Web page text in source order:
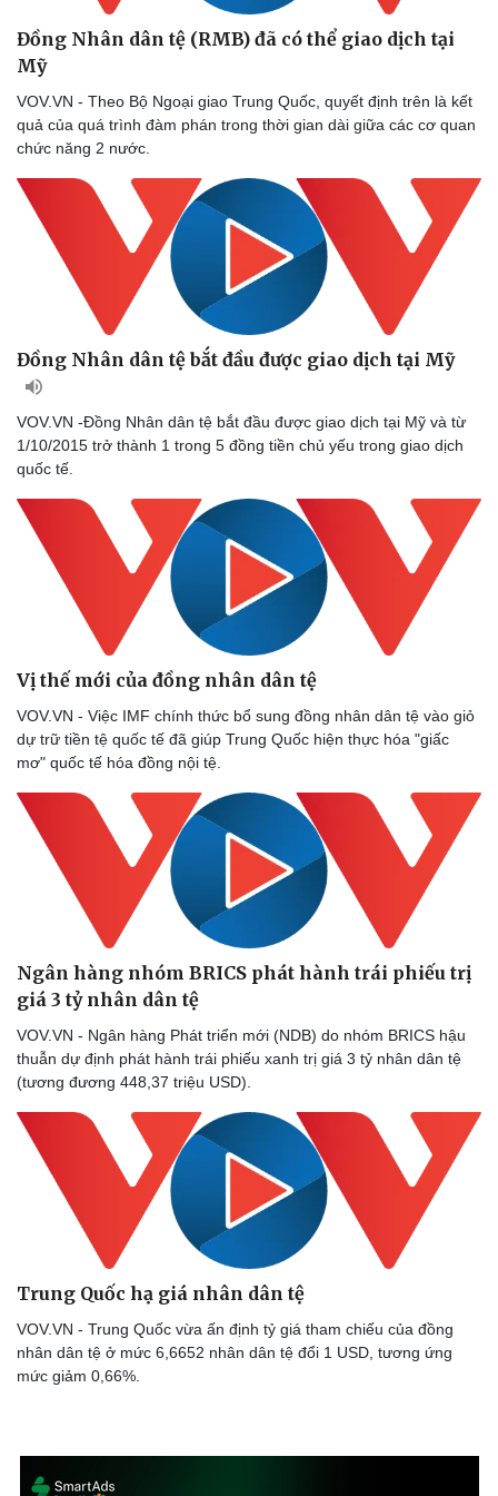
Doanh nghiệp
Thông tin doanh nghiệp
Công nghệ
Đồng Nhân dân tệ (RMB) đã có thể giao dịch tại
Mỹ
VOV.VN - Theo Bộ Ngoại giao Trung Quốc, quyết định trên là kết
quả của quá trình đàm phán trong thời gian dài giữa các cơ quan
chức năng 2 nước.
Đồng Nhân dân tệ bắt đầu được giao dịch tại Mỹ
VOV.VN -Đồng Nhân dân tệ bắt đầu được giao dịch tại Mỹ và từ
1/10/2015 trở thành 1 trong 5 đồng tiền chủ yếu trong giao dịch
quốc tế.
Vị thế mới của đồng nhân dân tệ
VOV.VN - Việc IMF chính thức bổ sung đồng nhân dân tệ vào giỏ
dự trữ tiền tệ quốc tế đã giúp Trung Quốc hiện thực hóa "giấc
mơ" quốc tế hóa đồng nội tệ.
Ngân hàng nhóm BRICS phát hành trái phiếu trị
giá 3 tỷ nhân dân tệ
VOV.VN - Ngân hàng Phát triển mới (NDB) do nhóm BRICS hậu
thuẫn dự định phát hành trái phiếu xanh trị giá 3 tỷ nhân dân tệ
(tương đương 448,37 triệu USD).
Trung Quốc hạ giá nhân dân tệ
VOV.VN - Trung Quốc vừa ấn định tỷ giá tham chiếu của đồng
nhân dân tệ ở mức 6,6652 nhân dân tệ đổi 1 USD, tương ứng
mức giảm 0,66%.